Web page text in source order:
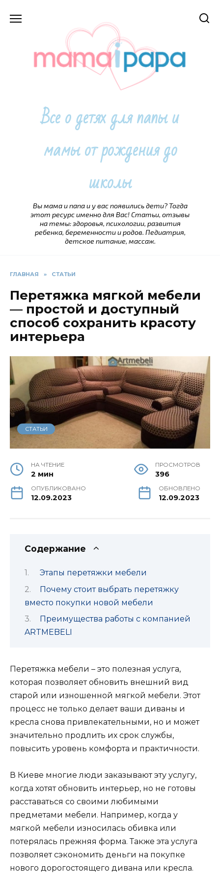
Все о детях для папы и
мамы от рождения до
школы
Вы мама и папа и у вас появились дети? Тогда
этот ресурс именно для Вас! Статьи, отзывы
на темы: здоровья, психологии, развития
ребенка, беременности и родов. Педиатрия,
детское питание, массаж.
ГЛАВНАЯ » СТАТЬИ
Перетяжка мягкой мебели
— простой и доступный
способ сохранить красоту
интерьера
СТАТЬИ
НА ЧТЕНИЕ
2 мин
ПРОСМОТРОВ
396
ОПУБЛИКОВАНО
12.09.2023
ОБНОВЛЕНО
12.09.2023
Содержание
Этапы перетяжки мебели
Почему стоит выбрать перетяжку
вместо покупки новой мебели
Преимущества работы с компанией
ARTMEBELI
Перетяжка мебели – это полезная услуга,
которая позволяет обновить внешний вид
старой или изношенной мягкой мебели. Этот
процесс не только делает ваши диваны и
кресла снова привлекательными, но и может
значительно продлить их срок службы,
повысить уровень комфорта и практичности.
В Киеве многие люди заказывают эту услугу,
когда хотят обновить интерьер, но не готовы
расставаться со своими любимыми
предметами мебели. Например, когда у
мягкой мебели износилась обивка или
потерялась прежняя форма. Также эта услуга
позволяет сэкономить деньги на покупке
нового дорогостоящего дивана или кресла.